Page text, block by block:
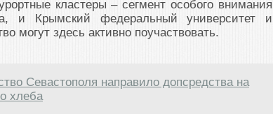
кластеры – сегмент особого внимания
и Крымский федеральный университет и
могут здесь активно поучаствовать.
Севастополя направило допсредства на
хлеба